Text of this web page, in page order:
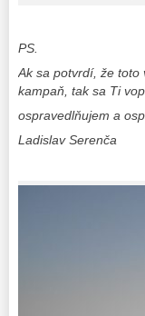
PS.
Ak sa potvrdí, že
kampaň , tak sa Ti
ospravedlňujem a
Ladislav Serenča